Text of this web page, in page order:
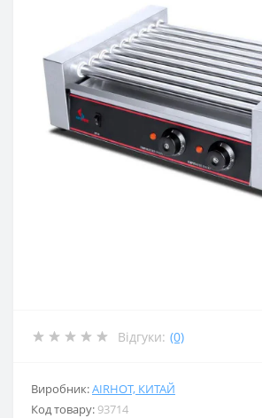
Відгуки: (0)
Виробник:AIRHOT, КИТАЙ
Код товару: 93714